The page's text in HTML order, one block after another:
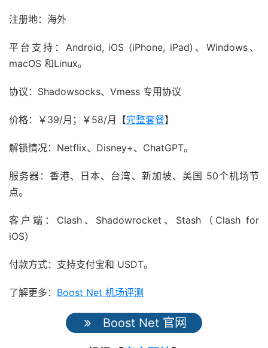
注册地：海外
平台支持：Android, iOS (iPhone, iPad)、Windows、
macOS 和Linux。
协议：Shadowsocks、Vmess 专用协议
价格：￥39/月；￥58/月【完整套餐】
解锁情况：Netflix、Disney+、ChatGPT。
服务器：香港、日本、台湾、新加坡、美国 50个机场节
点。
客户端：Clash、Shadowrocket、Stash（Clash for
iOS）
付款方式：支持支付宝和 USDT。
了解更多： Boost Net 机场评测
Boost Net 官网